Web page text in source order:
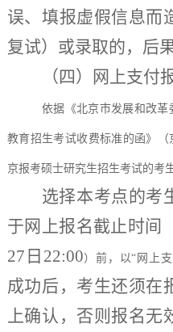
误、填报虚假信息而
复试）或录取的，后
（四）网上支付
依据《北京市发展和改
教育招生考试收费标准的函》（
京报考硕士研究生招生考试的考
选择本考点的考
于网上报名截止时间
27日22:00）前，以“网上
成功后， 考生还须在
上确认，否则报名无